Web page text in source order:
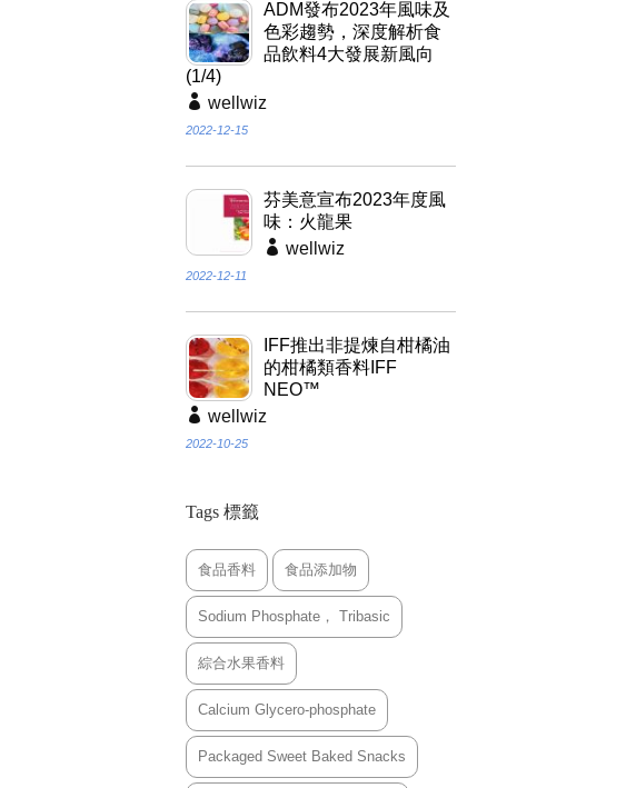
ADM發布2023年風味及
色彩趨勢，深度解析食
品飲料4大發展新風向
(1/4)
wellwiz
2022-12-15
芬美意宣布2023年度風
味：火龍果
wellwiz
2022-12-11
IFF推出非提煉自柑橘油
的柑橘類香料IFF
NEO™
wellwiz
2022-10-25
Tags 標籤
食品香料 食品添加物
Sodium Phosphate， Tribasic
綜合水果香料
Calcium Glycero-phosphate
Packaged Sweet Baked Snacks